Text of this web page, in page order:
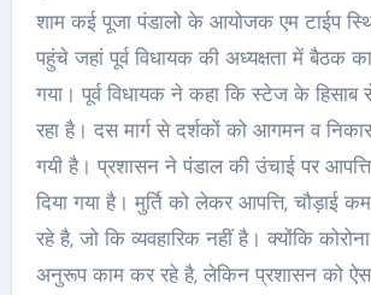
शाम कई पूजा पंडालो के आयोजक एम टाईप
पहुंचे जहां पूर्व विधायक की अध्यक्षता में बैठक
गया। पूर्व विधायक ने कहा कि स्टेज के हिसाब
रहा है। दस मार्ग से दर्शकों को आगमन व
गयी है। प्रशासन ने पंडाल की उंचाई पर
दिया गया है। मुर्ति को लेकर आपत्ति, चौड़ाई
रहे है, जो कि व्यवहारिक नहीं है। क्योंकि
अनुरूप काम कर रहे है, लेकिन प्रशासन को